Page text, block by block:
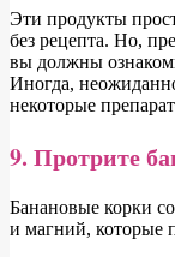
Эти продукты
без рецепта. Но,
вы должны
Иногда,
некоторые
9. Протрите
Банановые корки
и магний, которые